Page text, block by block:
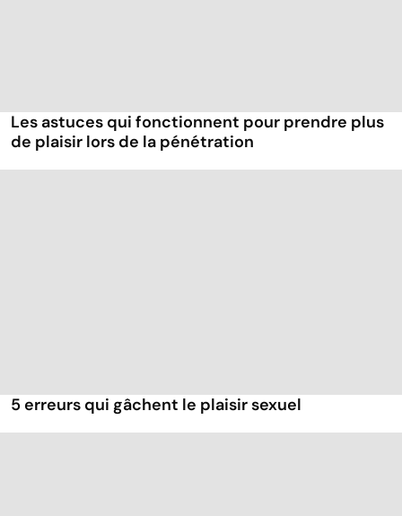
Les astuces qui fonctionnent pour prendre plus
de plaisir lors de la pénétration
5 erreurs qui gâchent le plaisir sexuel